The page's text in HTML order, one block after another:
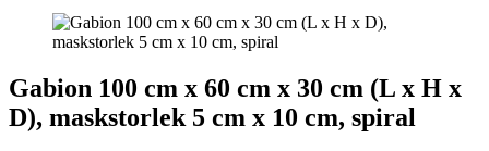
Gabion 100 cm x 60 cm x 30 cm (L x H x
D), maskstorlek 5 cm x 10 cm, spiral